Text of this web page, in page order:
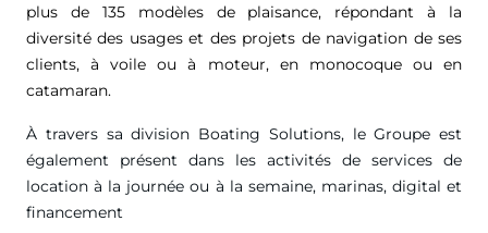
plus de 135 modèles de plaisance, répondant à la
diversité des usages et des projets de navigation de ses
clients, à voile ou à moteur, en monocoque ou en
catamaran.
À travers sa division Boating Solutions, le Groupe est
également présent dans les activités de services de
location à la journée ou à la semaine, marinas, digital et
financement